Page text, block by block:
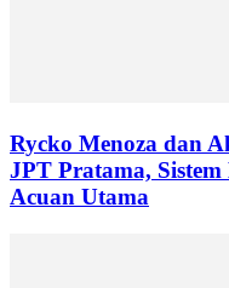
Rycko Menoza dan
JPT Pratama,
Acuan Utama